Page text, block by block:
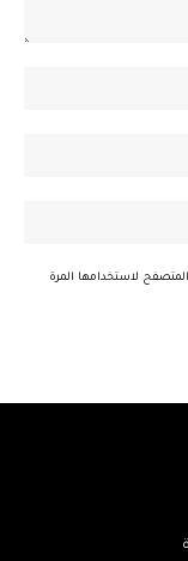
لاستخدامها المرة